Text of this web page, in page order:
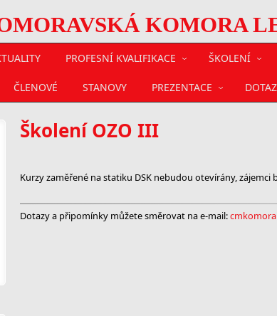
KOMORA
PROFESNÍ KVALIFIKACE ŠKOLENÍ
ČLENOVÉ STANOVY PREZENTACE
Školení OZO III
Kurzy zaměřené na statiku DSK nebudou otevírány,
Dotazy a připomínky můžete směrovat na e-mail: